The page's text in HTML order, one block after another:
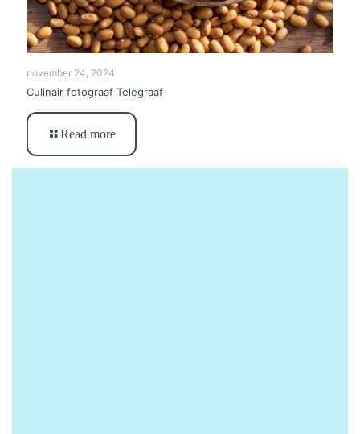
november 24, 2024
Culinair fotograaf Telegraaf
Read more